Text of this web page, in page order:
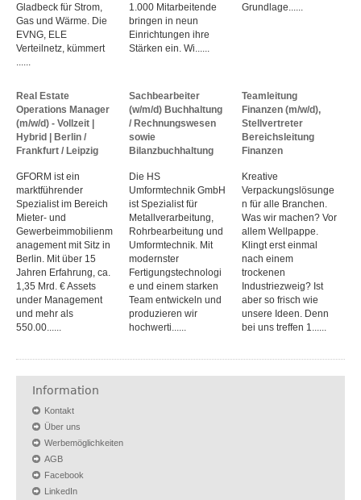
Gladbeck für Strom,
Gas und Wärme. Die
EVNG, ELE
Verteilnetz, kümmert
1.000 Mitarbeitende
bringen in neun
Einrichtungen ihre
Stärken ein. Wi......
Grundlage......
Real Estate
Operations Manager
(m/w/d) - Vollzeit |
Hybrid | Berlin /
Frankfurt / Leipzig
GFORM ist ein
marktführender
Spezialist im Bereich
Mieter- und
Gewerbeimmobilienm
anagement mit Sitz in
Berlin. Mit über 15
Jahren Erfahrung, ca.
1,35 Mrd. € Assets
under Management
und mehr als
550.00......
Sachbearbeiter
(w/m/d) Buchhaltung
/ Rechnungswesen
sowie
Bilanzbuchhaltung
Die HS
Umformtechnik GmbH
ist Spezialist für
Metallverarbeitung,
Rohrbearbeitung und
Umformtechnik. Mit
modernster
Fertigungstechnologi
e und einem starken
Team entwickeln und
produzieren wir
hochwerti......
Teamleitung
Finanzen (m/w/d),
Stellvertreter
Bereichsleitung
Finanzen
Kreative
Verpackungslösunge
n für alle Branchen.
Was wir machen? Vor
allem Wellpappe.
Klingt erst einmal
nach einem
trockenen
Industriezweig? Ist
aber so frisch wie
unsere Ideen. Denn
bei uns treffen 1......
Information
Kontakt
Über uns
Werbemöglichkeiten
AGB
Facebook
LinkedIn